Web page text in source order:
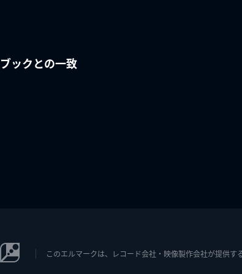
ブックとの一致
このエルマークは、レコード会社・映像製作会社が提供